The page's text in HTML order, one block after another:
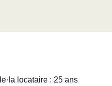
locataire : 25 ans